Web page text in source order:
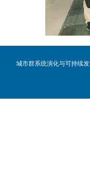
城市群系统演化与可持续